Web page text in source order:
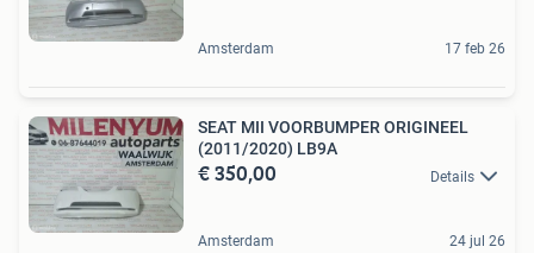
Amsterdam 17 feb 26
SEAT MII VOORBUMPER ORIGINEEL
(2011/2020) LB9A
€ 350,00 Details
Amsterdam 24 jul 26